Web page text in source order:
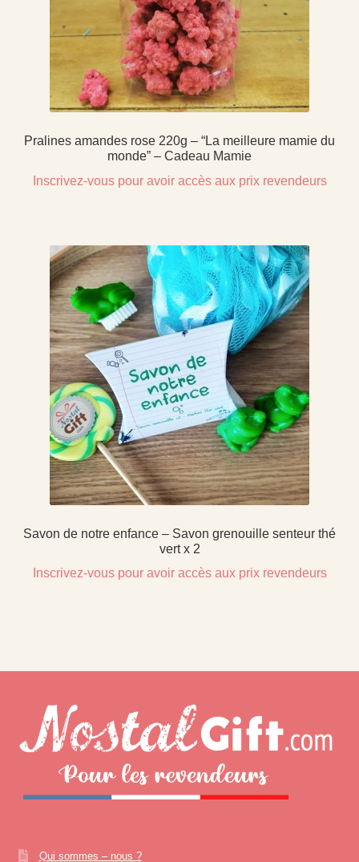
Pralines amandes rose 220g – “La meilleure mamie du
monde” – Cadeau Mamie
Inscrivez-vous pour avoir accès aux prix revendeurs
Savon de notre enfance – Savon grenouille senteur thé
vert x 2
Inscrivez-vous pour avoir accès aux prix revendeurs
Qui sommes – nous ?